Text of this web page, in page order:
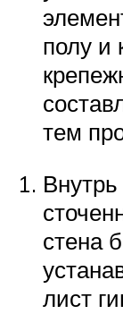
полу и
тем
стена
лист